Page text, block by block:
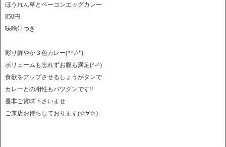
ほうれん草とベーコンエッグカレー
850円
味噌汁つき
彩り鮮やか３色カレー(*^.^*)
ボリュームも忘れずお腹も満足(^-^)
食欲をアップさせるしょうがタレで
カレーとの相性もバツグンです‼
是非ご賞味下さいませ
ご来店お待ちしております(☆∀☆)